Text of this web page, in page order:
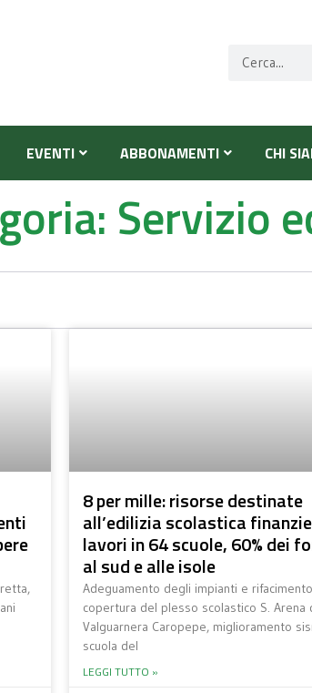
EVENTI ABBONAMENTI CHI
Servizio
8 per mille: risorse destinate
all’edilizia scolastica
lavori in 64 scuole, 60% dei
al sud e alle isole
Adeguamento degli impianti e
copertura del plesso scolastico S. Arena
Valguarnera Caropepe, miglioramento
scuola del
LEGGI TUTTO »